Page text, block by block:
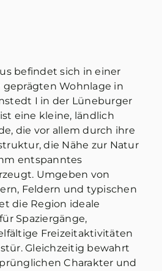
befindet sich in einer
Wohnlage in
I in der Lüneburger
eine kleine, ländlich
die vor allem durch ihre
die Nähe zur Natur
entspanntes
Umgeben von
Feldern und typischen
die Region ideale
Spaziergänge,
Freizeitaktivitäten
Gleichzeitig bewahrt
Charakter und